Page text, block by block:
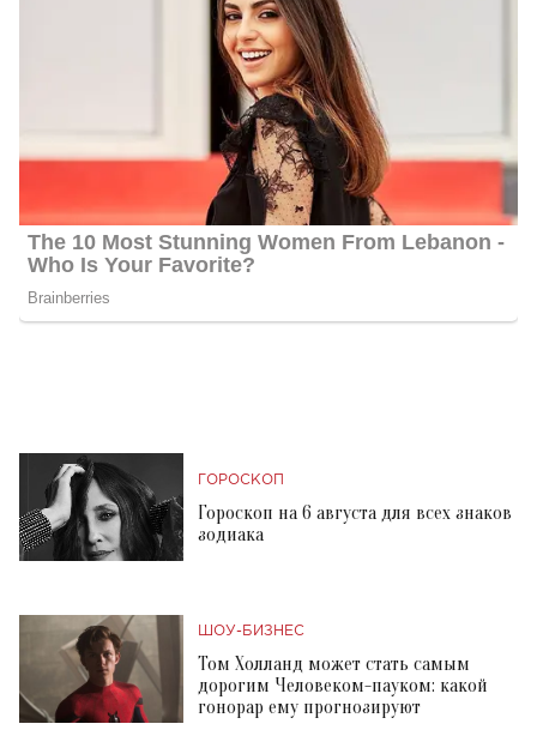
ГОРОСКОП
Гороскоп на 6 августа для всех знаков
зодиака
ШОУ-БИЗНЕС
Том Холланд может стать самым
дорогим Человеком-пауком: какой
гонорар ему прогнозируют